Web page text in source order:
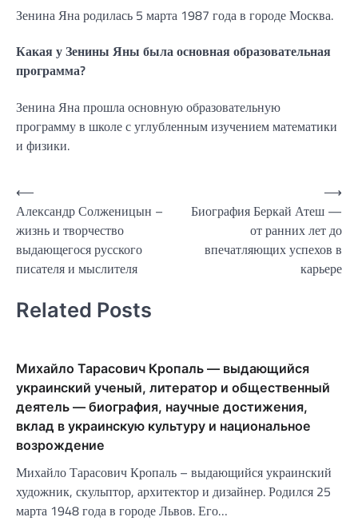
Зенина Яна родилась 5 марта 1987 года в городе Москва.
Какая у Зенины Яны была основная образовательная
программа?
Зенина Яна прошла основную образовательную
программу в школе с углубленным изучением математики
и физики.
Навигация
по
записям
⟵
Александр Солженицын –
жизнь и творчество
выдающегося русского
писателя и мыслителя
Биография Беркай Атеш —
от ранних лет до
впечатляющих успехов в
карьере
⟶
Related Posts
Михайло Тарасович Кропаль — выдающийся
украинский ученый, литератор и общественный
деятель — биография, научные достижения,
вклад в украинскую культуру и национальное
возрождение
Михайло Тарасович Кропаль – выдающийся украинский
художник, скульптор, архитектор и дизайнер. Родился 25
марта 1948 года в городе Львов. Его…